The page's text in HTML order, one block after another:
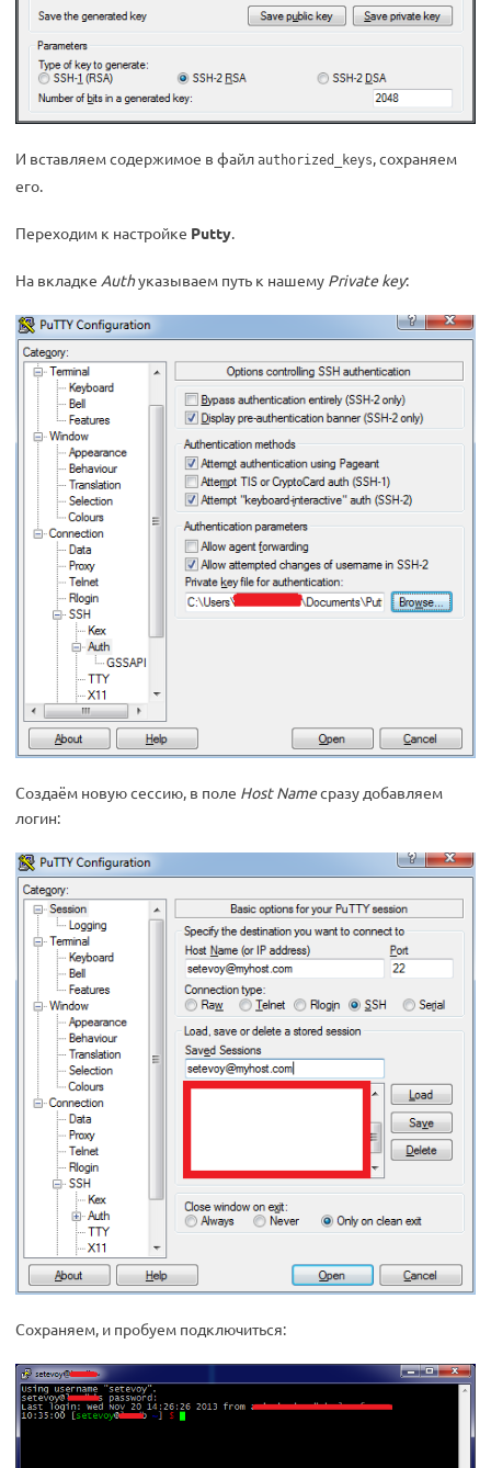
И вставляем содержимое в файл authorized_keys, сохраняем
его.
Переходим к настройке Putty.
На вкладке Authуказываем путь к нашему Private key:
Создаём новую сессию, в поле Host Nameсразу добавляем
логин:
Сохраняем, и пробуем подключиться: